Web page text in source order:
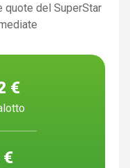
quote del SuperStar
€
€